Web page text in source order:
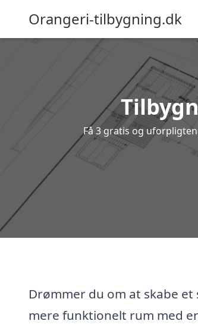
Orangeri-tilbygning.dk
Få 3 gratis og
Drømmer du om at skabe et
mere funktionelt rum med